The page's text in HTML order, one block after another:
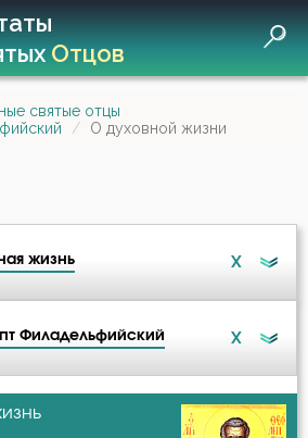
Отцов
святые отцы
О духовной жизни
жизнь X
Филадельфийский X